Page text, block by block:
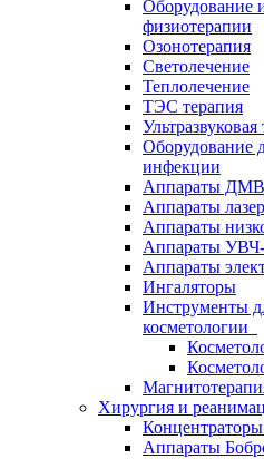
Оборудование
физиотерапии
Озонотерапия
Светолечение
Теплолечение
ТЭС терапия
Ультразвуковая
Оборудование
инфекции
Аппараты
Аппараты
Аппараты
Аппараты УВЧ-
Аппараты
Ингаляторы
Инструменты
косметологии
Хирургия и
Аппараты